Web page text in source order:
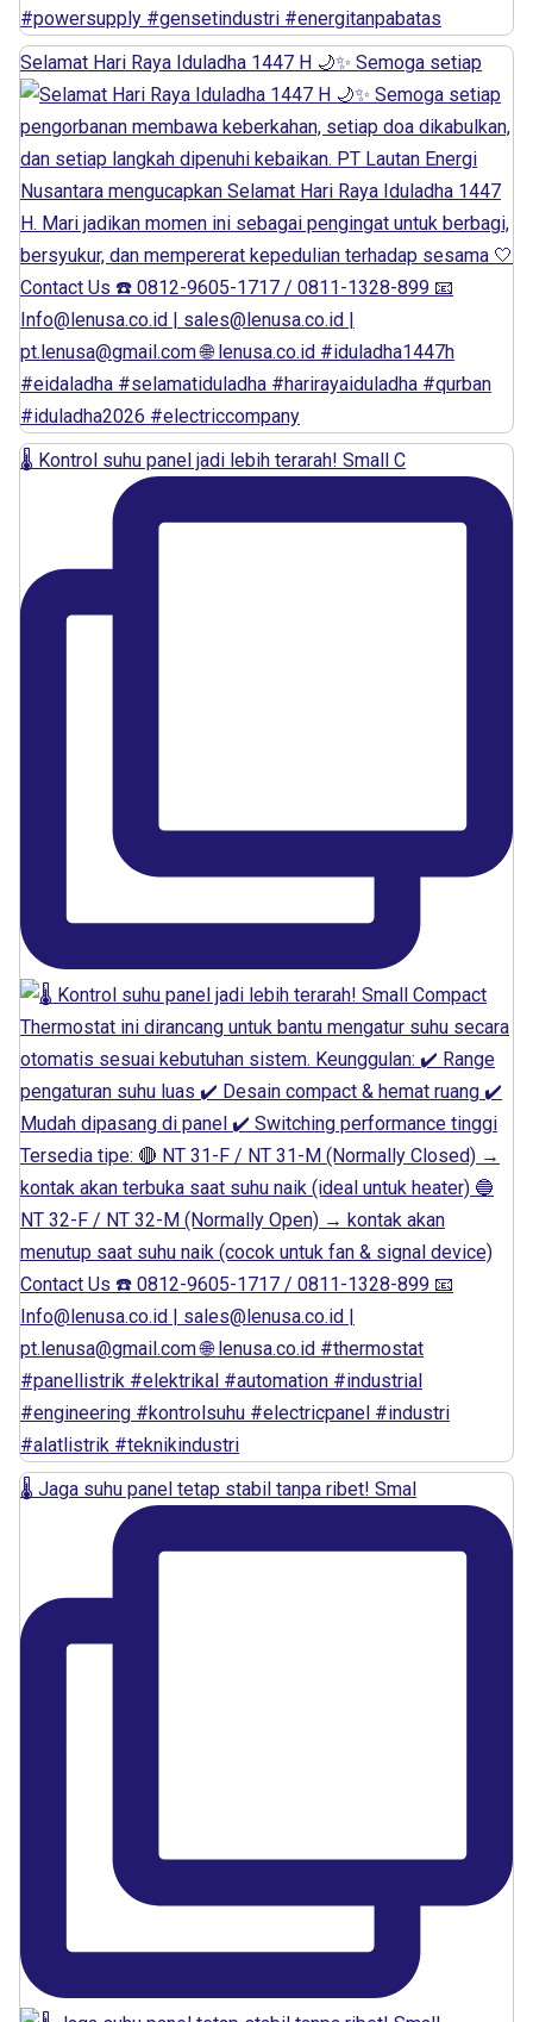
Selamat Hari Raya Iduladha 1447 H 🌙✨ Semoga setiap
🌡️ Kontrol suhu panel jadi lebih terarah! Small C
🌡️ Jaga suhu panel tetap stabil tanpa ribet! Smal